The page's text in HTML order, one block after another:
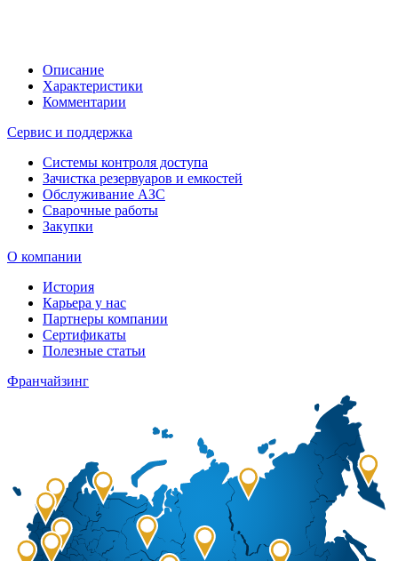
Описание
Характеристики
Комментарии
Сервис и поддержка
Системы контроля доступа
Зачистка резервуаров и емкостей
Обслуживание АЗС
Сварочные работы
Закупки
О компании
История
Карьера у нас
Партнеры компании
Сертификаты
Полезные статьи
Франчайзинг